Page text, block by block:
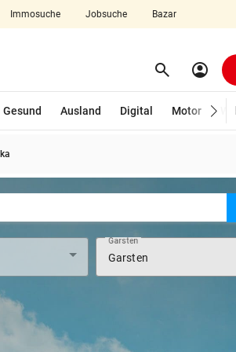
Immosuche Jobsuche Bazar
search Suchen
account_circle
Gesund Ausland Digital Motor
Garsten